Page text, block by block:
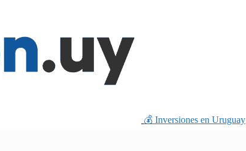
💰 Inversiones en Uruguay